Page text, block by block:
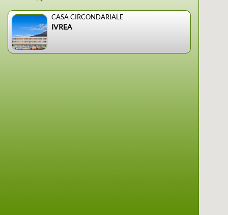
CASA CIRCONDARIALE
IVREA